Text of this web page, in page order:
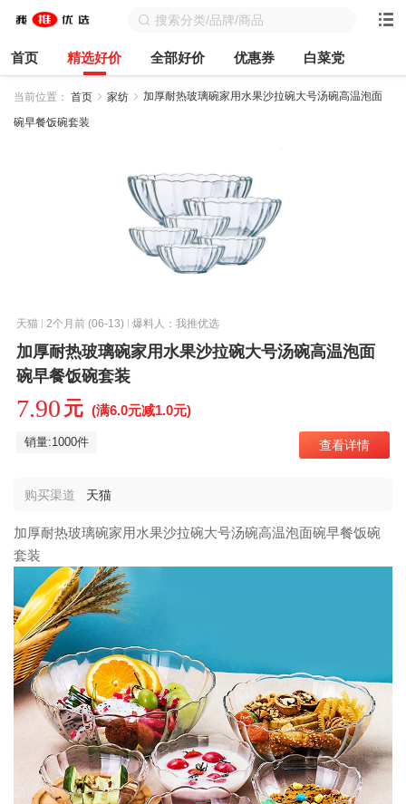
首页 精选好价 全部好价 优惠券 白菜党
当前位置： 首页 家纺 加厚耐热玻璃碗家用水果沙拉碗大号汤碗高温泡面
碗早餐饭碗套装
天猫 2个月前 (06-13) 爆料人：我推优选
加厚耐热玻璃碗家用水果沙拉碗大号汤碗高温泡面
碗早餐饭碗套装
7.90 元 (满6.0元减1.0元)
销量:1000件 查看详情
购买渠道 天猫
加厚耐热玻璃碗家用水果沙拉碗大号汤碗高温泡面碗早餐饭碗
套装